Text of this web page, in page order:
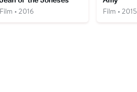
• 2016 Film • 2015